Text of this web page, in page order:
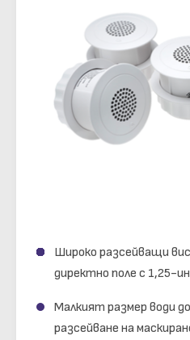
Широко разсейващи
директно поле с 1,25-
Малкият размер води
разсейване на